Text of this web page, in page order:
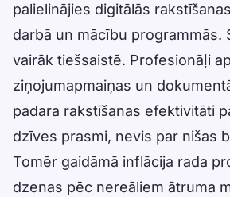
palielinājies digitālās
darbā un mācību programmās.
vairāk tiešsaistē. Profesionāļi
ziņojumapmaiņas un
padara rakstīšanas efektivitāti
dzīves prasmi, nevis par nišas
Tomēr gaidāmā inflācija rada
dzenas pēc nereāliem ātruma